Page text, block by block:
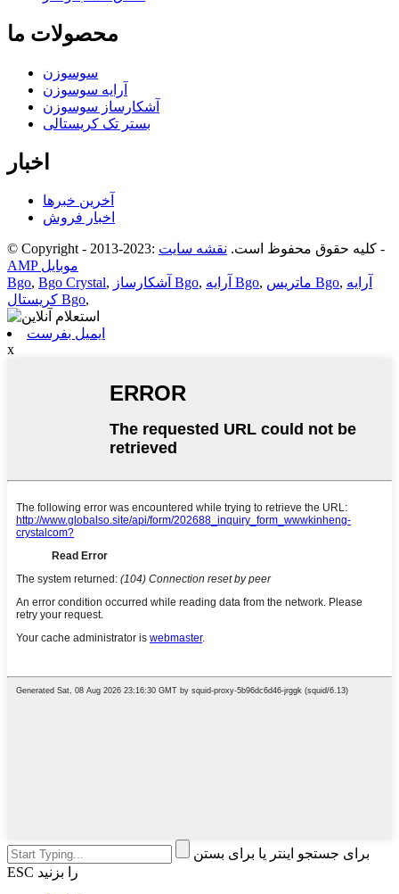
محصولات ما
سوسوزن
آرایه سوسوزن
آشکارساز سوسوزن
بستر تک کریستالی
اخبار
آخرین خبرها
اخبار فروش
© Copyright - 2013-2023: کلیه حقوق محفوظ است. نقشه سایت
-
AMP موبایل
Bgo, Bgo Crystal, آشکارساز Bgo, آرایه Bgo, ماتریس Bgo, آرایه
کریستال Bgo,
ایمیل بفرست
x
برای جستجو اینتر یا برای بستن
ESC را بزنید